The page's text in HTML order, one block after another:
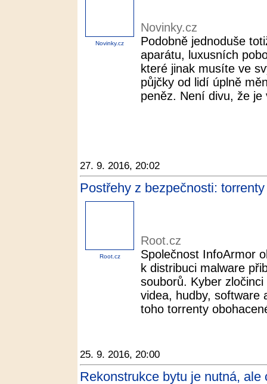
Novinky.cz
Novinky.cz
Podobně jednoduše
aparátu, luxusních
které jinak musíte ve
půjčky od lidí úplně
peněz. Není divu, že je
27. 9. 2016, 20:02
Postřehy z bezpečnosti:
Root.cz
Root.cz
Společnost InfoArmor
k distribuci malware
souborů. Kyber
videa, hudby, software
toho torrenty
25. 9. 2016, 20:00
Rekonstrukce bytu je nutná,